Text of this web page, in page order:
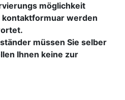
möglichkeit
werden
müssen Sie selber
Ihnen keine zur